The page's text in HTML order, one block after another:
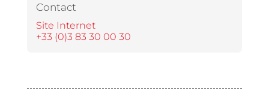
Contact
Site Internet
+33 (0)3 83 30 00 30